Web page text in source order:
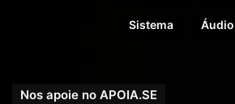
Sistema Áudio
Nos apoie no APOIA.SE